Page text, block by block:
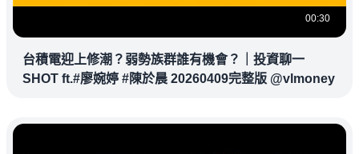
00:30
台積電迎上修潮？弱勢族群誰有機會？｜投資聊一
SHOT ft.#廖婉婷 #陳於晨 20260409完整版 @vlmoney